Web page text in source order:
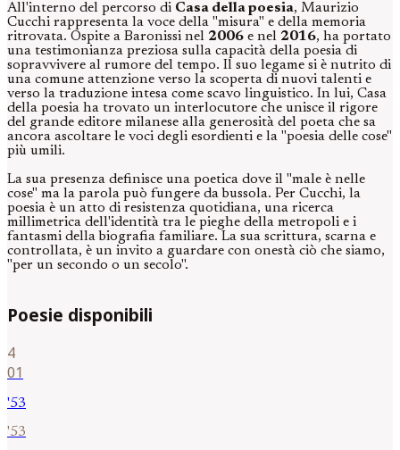
All'interno del percorso di Casa della poesia, Maurizio
Cucchi rappresenta la voce della "misura" e della memoria
ritrovata. Ospite a Baronissi nel 2006 e nel 2016, ha portato
una testimonianza preziosa sulla capacità della poesia di
sopravvivere al rumore del tempo. Il suo legame si è nutrito di
una comune attenzione verso la scoperta di nuovi talenti e
verso la traduzione intesa come scavo linguistico. In lui, Casa
della poesia ha trovato un interlocutore che unisce il rigore
del grande editore milanese alla generosità del poeta che sa
ancora ascoltare le voci degli esordienti e la "poesia delle cose"
più umili.
La sua presenza definisce una poetica dove il "male è nelle
cose" ma la parola può fungere da bussola. Per Cucchi, la
poesia è un atto di resistenza quotidiana, una ricerca
millimetrica dell'identità tra le pieghe della metropoli e i
fantasmi della biografia familiare. La sua scrittura, scarna e
controllata, è un invito a guardare con onestà ciò che siamo,
"per un secondo o un secolo".
Poesie disponibili
4
01
'53
'53